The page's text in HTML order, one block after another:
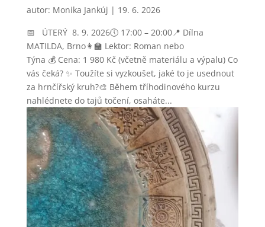
autor: Monika Jankúj | 19. 6. 2026
📅 ÚTERÝ 8. 9. 2026🕔 17:00 – 20:00📍 Dílna
MATILDA, Brno👩‍🏫 Lektor: Roman nebo
Týna 💰 Cena: 1 980 Kč (včetně materiálu a výpalu) Co
vás čeká? ✨ Toužíte si vyzkoušet, jaké to je usednout
za hrnčířský kruh?🎨 Během tříhodinového kurzu
nahlédnete do tajů točení, osaháte...